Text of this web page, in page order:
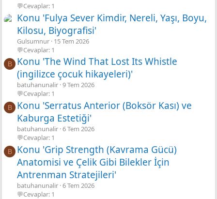
💬Cevaplar: 1
Konu 'Fulya Sever Kimdir, Nereli, Yaşı, Boyu,
Kilosu, Biyografisi'
Gulsumnur 15 Tem 2026
💬Cevaplar: 1
B
Konu 'The Wind That Lost Its Whistle
(ingilizce çocuk hikayeleri)'
batuhanunalir 9 Tem 2026
💬Cevaplar: 1
B
Konu 'Serratus Anterior (Boksör Kası) ve
Kaburga Estetiği'
batuhanunalir 6 Tem 2026
💬Cevaplar: 1
B
Konu 'Grip Strength (Kavrama Gücü)
Anatomisi ve Çelik Gibi Bilekler İçin
Antrenman Stratejileri'
batuhanunalir 6 Tem 2026
💬Cevaplar: 1